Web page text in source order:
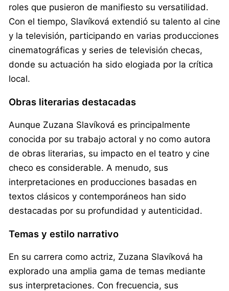
roles que pusieron de manifiesto su versatilidad.
Con el tiempo, Slavíková extendió su talento al cine
y la televisión, participando en varias producciones
cinematográficas y series de televisión checas,
donde su actuación ha sido elogiada por la crítica
local.
Obras literarias destacadas
Aunque Zuzana Slavíková es principalmente
conocida por su trabajo actoral y no como autora
de obras literarias, su impacto en el teatro y cine
checo es considerable. A menudo, sus
interpretaciones en producciones basadas en
textos clásicos y contemporáneos han sido
destacadas por su profundidad y autenticidad.
Temas y estilo narrativo
En su carrera como actriz, Zuzana Slavíková ha
explorado una amplia gama de temas mediante
sus interpretaciones. Con frecuencia, sus